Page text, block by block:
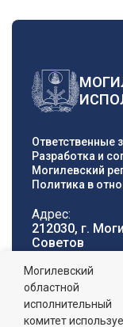
Ответственные
Разработка и
Могилевский
Политика в
Адрес:
212030, г.
Cоветов
Телефон
линии:
8 (0222) 71-32-
Могилевский
областной
исполнительный
комитет